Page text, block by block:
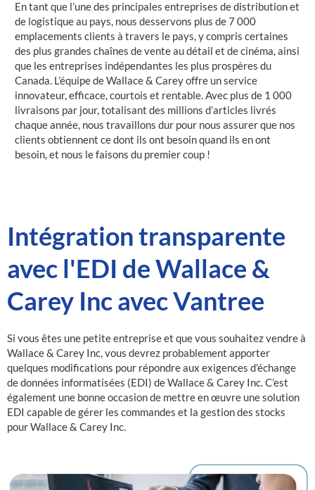
En tant que l’une des principales entreprises de distribution et
de logistique au pays, nous desservons plus de 7 000
emplacements clients à travers le pays, y compris certaines
des plus grandes chaînes de vente au détail et de cinéma, ainsi
que les entreprises indépendantes les plus prospères du
Canada. L’équipe de Wallace & Carey offre un service
innovateur, efficace, courtois et rentable. Avec plus de 1 000
livraisons par jour, totalisant des millions d’articles livrés
chaque année, nous travaillons dur pour nous assurer que nos
clients obtiennent ce dont ils ont besoin quand ils en ont
besoin, et nous le faisons du premier coup !
Intégration transparente
avec l'EDI de Wallace &
Carey Inc avec Vantree
Si vous êtes une petite entreprise et que vous souhaitez vendre à
Wallace & Carey Inc, vous devrez probablement apporter
quelques modifications pour répondre aux exigences d’échange
de données informatisées (EDI) de Wallace & Carey Inc. C’est
également une bonne occasion de mettre en œuvre une solution
EDI capable de gérer les commandes et la gestion des stocks
pour Wallace & Carey Inc.